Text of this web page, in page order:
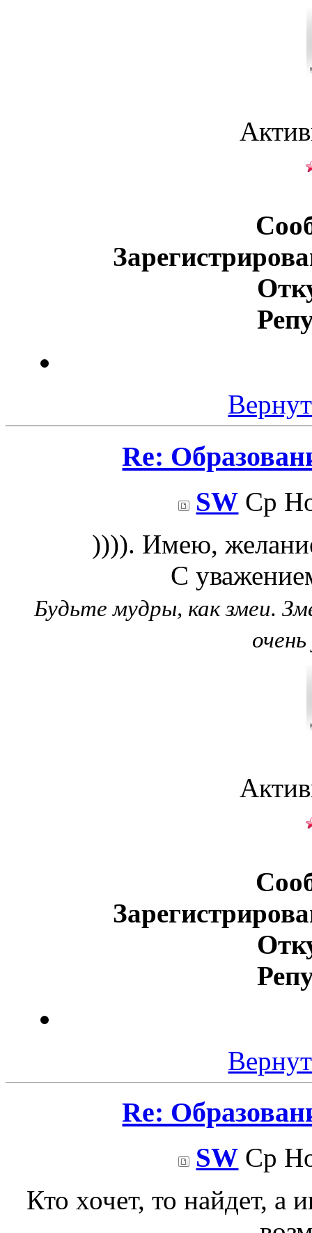
Re:
SW Ср
)))). Имею,
С
Будьте мудры, как змеи.
Re:
SW Ср
Кто хочет, то найдет, а